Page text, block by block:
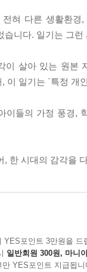
는가?/198 빨간
12살 어린동생
/216 착한 마녀에
철/221 수학여행/
게 어린이날은 없다
혀 다른 생활환
습니다. 일기는 그
이 살아 있는 원본
이 일기는 `특정 개
이들의 가정 풍경,
, 한 시대의 감각을
YES포인트 3만원을 드
일반회원 300원, 마니
YES포인트 지급됩니